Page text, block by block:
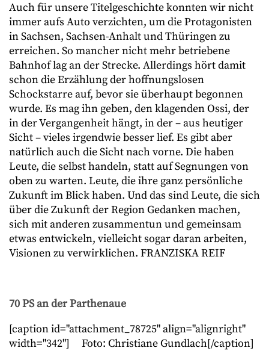
Auch für unsere Titelgeschichte konnten wir nicht
immer aufs Auto verzichten, um die Protagonisten
in Sachsen, Sachsen-Anhalt und Thüringen zu
erreichen. So mancher nicht mehr betriebene
Bahnhof lag an der Strecke. Allerdings hört damit
schon die Erzählung der hoffnungslosen
Schockstarre auf, bevor sie überhaupt begonnen
wurde. Es mag ihn geben, den klagenden Ossi, der
in der Vergangenheit hängt, in der – aus heutiger
Sicht – vieles irgendwie besser lief. Es gibt aber
natürlich auch die Sicht nach vorne. Die haben
Leute, die selbst handeln, statt auf Segnungen von
oben zu warten. Leute, die ihre ganz persönliche
Zukunft im Blick haben. Und das sind Leute, die sich
über die Zukunft der Region Gedanken machen,
sich mit anderen zusammentun und gemeinsam
etwas entwickeln, vielleicht sogar daran arbeiten,
Visionen zu verwirklichen. FRANZISKA REIF
70 PS an der Parthenaue
[caption id="attachment_78725" align="alignright"
width="342"]
Foto: Christiane Gundlach[/caption]